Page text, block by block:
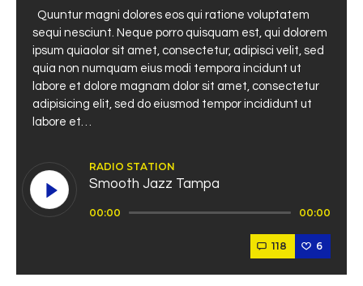
Quuntur magni dolores eos qui ratione voluptatem
sequi nesciunt. Neque porro quisquam est, qui dolorem
ipsum quiaolor sit amet, consectetur, adipisci velit, sed
quia non numquam eius modi tempora incidunt ut
labore et dolore magnam dolor sit amet, consectetur
adipisicing elit, sed do eiusmod tempor incididunt ut
labore et…
RADIO STATION
Smooth Jazz Tampa
00:00 00:00
118 6